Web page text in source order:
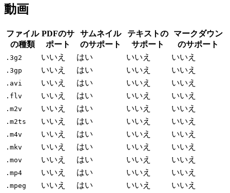
動画
ファイル
の種類
PDFのサ
ポート
サムネイル
のサポート
テキストの
サポート
マークダウン
のサポート
.3g2 いいえ はい いいえ いいえ
.3gp いいえ はい いいえ いいえ
.avi いいえ はい いいえ いいえ
.flv いいえ はい いいえ いいえ
.m2v いいえ はい いいえ いいえ
.m2ts いいえ はい いいえ いいえ
.m4v いいえ はい いいえ いいえ
.mkv いいえ はい いいえ いいえ
.mov いいえ はい いいえ いいえ
.mp4 いいえ はい いいえ いいえ
.mpeg いいえ はい いいえ いいえ